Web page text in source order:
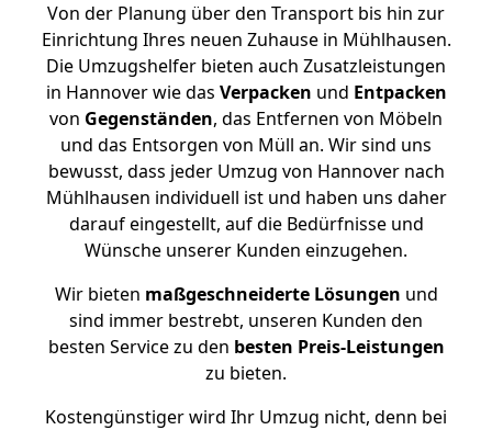
Von der Planung über den Transport bis hin zur
Einrichtung Ihres neuen Zuhause in Mühlhausen.
Die Umzugshelfer bieten auch Zusatzleistungen
in Hannover wie das Verpacken und Entpacken
von Gegenständen, das Entfernen von Möbeln
und das Entsorgen von Müll an. Wir sind uns
bewusst, dass jeder Umzug von Hannover nach
Mühlhausen individuell ist und haben uns daher
darauf eingestellt, auf die Bedürfnisse und
Wünsche unserer Kunden einzugehen.
Wir bieten maßgeschneiderte Lösungen und
sind immer bestrebt, unseren Kunden den
besten Service zu den besten Preis-Leistungen
zu bieten.
Kostengünstiger wird Ihr Umzug nicht, denn bei